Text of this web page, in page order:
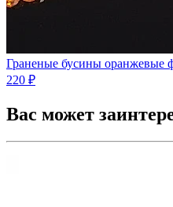
Граненые бусины оранжевые
220 ₽
Вас может